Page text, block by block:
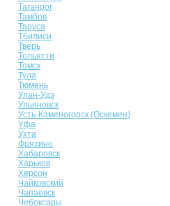
Таганрог
Тамбов
Таруса
Тбилиси
Тверь
Тольятти
Томск
Тула
Тюмень
Улан-Удэ
Ульяновск
Усть-Каменогорск (Оскемен)
Уфа
Ухта
Фрязино
Хабаровск
Харьков
Херсон
Чайковский
Чапаевск
Чебоксары